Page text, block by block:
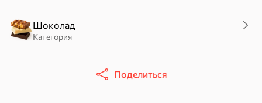
Шоколад
Категория
Поделиться